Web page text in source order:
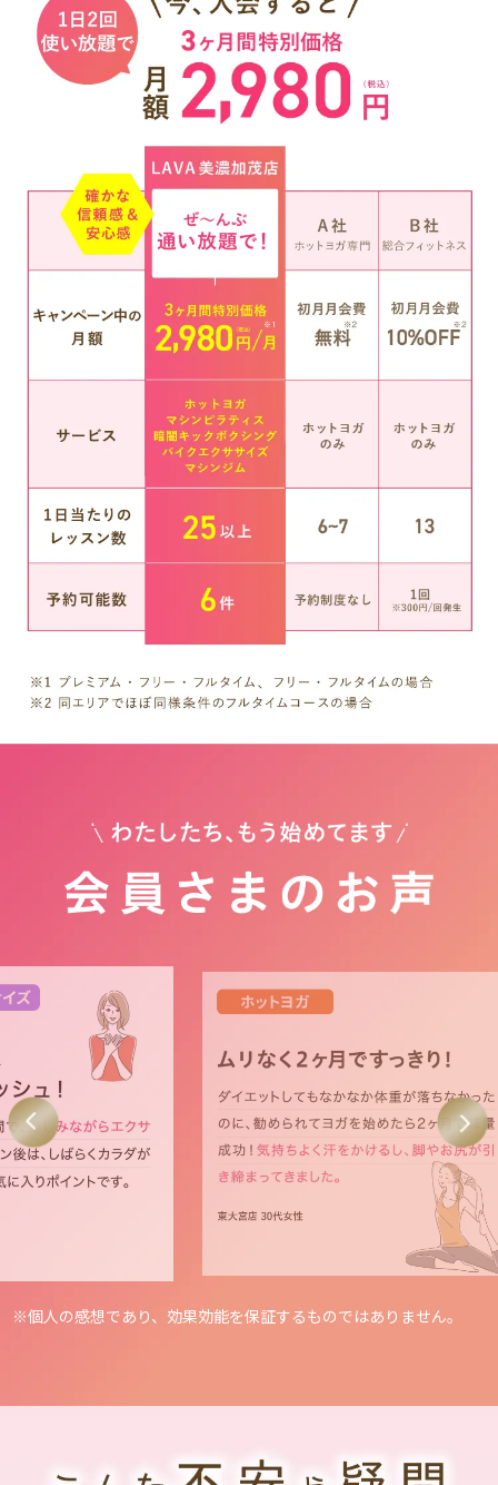
※個人の感想であり、効果効能を保証するものではありません。